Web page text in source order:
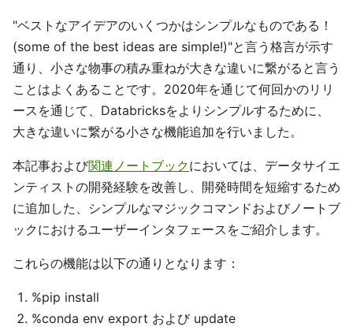
"ベストなアイデアのいくつかはシンプルなものである！
(some of the best ideas are simple!)"と言う格言が示す
通り、小さな物事の積み重ねが大きな違いに繋がると言う
ことはよくあることです。2020年を通じて何回かのリリ
ースを通じて、Databricksをよりシンプルするために、
大きな違いに繋がる小さな機能追加を行いました。
本記事および関連ノートブックにおいては、データサイエ
ンティストの開発経験を改善し、開発時間を短縮するため
に追加した、シンプルなマジックコマンドおよびノートブ
ックにおけるユーザーインタフェースをご紹介します。
これらの機能は以下の通りとなります：
%pip install
%conda env export および update